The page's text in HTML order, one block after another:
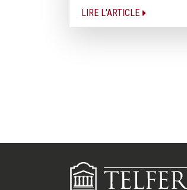
LIRE L'ARTICLE